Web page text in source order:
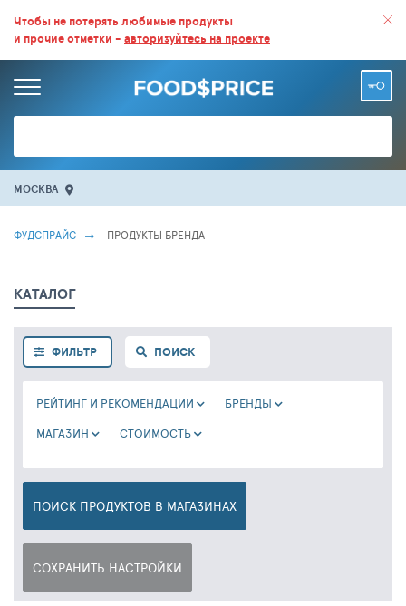
ВСЕ СКИДКИ И ВЫГОДНЫЕ ЦЕНЫ НА ПРОДУКТЫ В МАГАЗИНАХ.
БОЛЬШЕ 100 000 ТОВАРОВ. ЕЖЕДНЕВНОЕ ОБНОВЛЕНИЕ ЦЕН.
Чтобы не потерять любимые продукты
и прочие отметки - авторизуйтесь на проекте
МОСКВА
ФУДСПРАЙС ПРОДУКТЫ БРЕНДА
КАТАЛОГ
ФИЛЬТР ПОИСК
РЕЙТИНГ И РЕКОМЕНДАЦИИ
БРЕНДЫ
МАГАЗИН
CТОИМОСТЬ
ПОИСК ПРОДУКТОВ В МАГАЗИНАХ
СОХРАНИТЬ НАСТРОЙКИ